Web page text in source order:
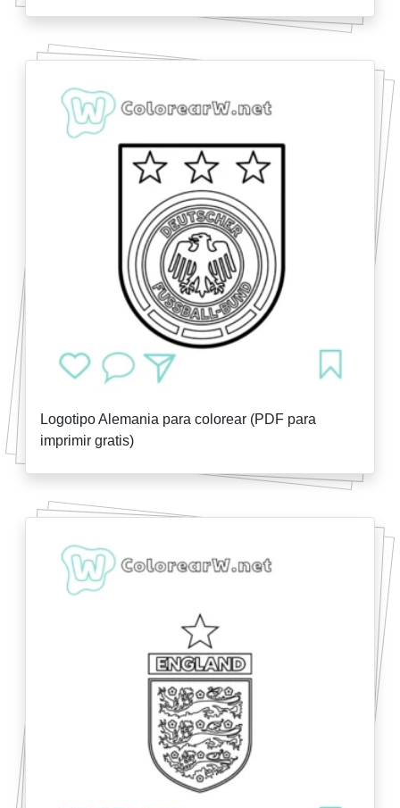
Logotipo Alemania para colorear (PDF para
imprimir gratis)